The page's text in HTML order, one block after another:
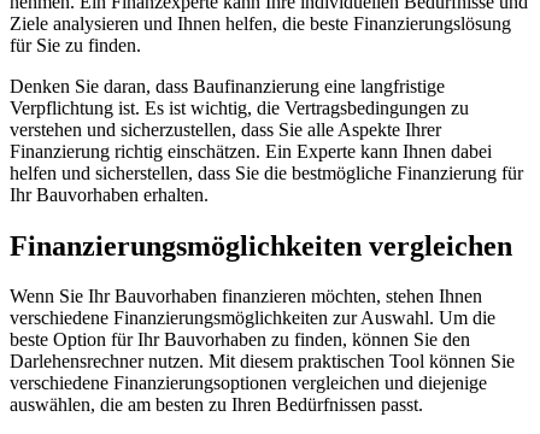
Ziele analysieren und Ihnen helfen, die beste Finanzierungslösung
für Sie zu finden.
Denken Sie daran, dass Baufinanzierung eine langfristige
Verpflichtung ist. Es ist wichtig, die Vertragsbedingungen zu
verstehen und sicherzustellen, dass Sie alle Aspekte Ihrer
Finanzierung richtig einschätzen. Ein Experte kann Ihnen dabei
helfen und sicherstellen, dass Sie die bestmögliche Finanzierung für
Ihr Bauvorhaben erhalten.
Finanzierungsmöglichkeiten vergleichen
Wenn Sie Ihr Bauvorhaben finanzieren möchten, stehen Ihnen
verschiedene Finanzierungsmöglichkeiten zur Auswahl. Um die
beste Option für Ihr Bauvorhaben zu finden, können Sie den
Darlehensrechner nutzen. Mit diesem praktischen Tool können Sie
verschiedene Finanzierungsoptionen vergleichen und diejenige
auswählen, die am besten zu Ihren Bedürfnissen passt.